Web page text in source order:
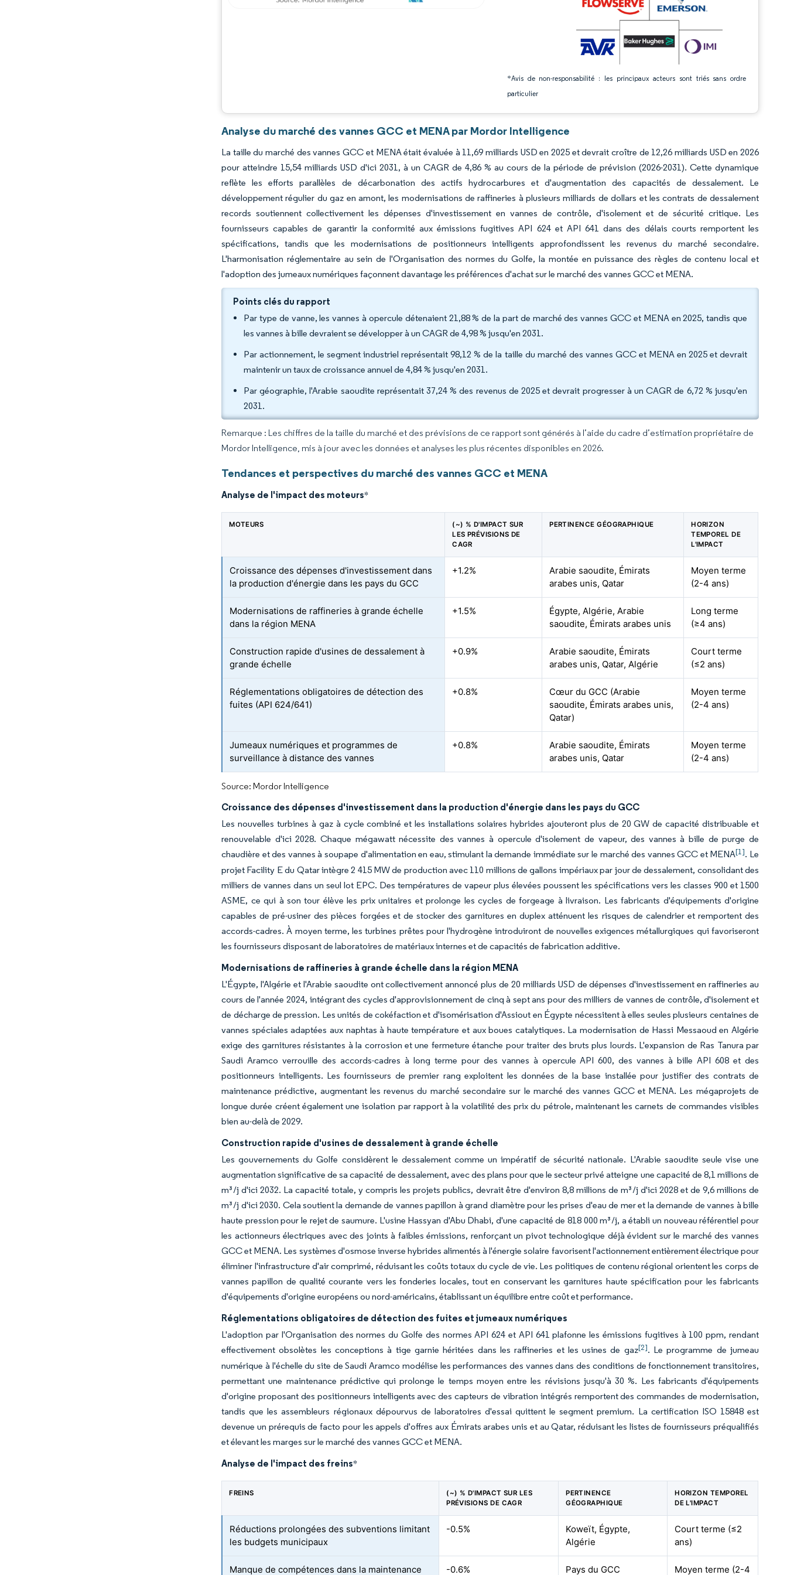
*Avis de non-responsabilité : les principaux acteurs sont triés sans ordre
particulier
Analyse du marché des vannes GCC et MENA par Mordor Intelligence
La taille du marché des vannes GCC et MENA était évaluée à 11,69 milliards USD en 2025 et devrait croître de 12,26 milliards USD en 2026
pour atteindre 15,54 milliards USD d'ici 2031, à un CAGR de 4,86 % au cours de la période de prévision (2026-2031). Cette dynamique
reflète les efforts parallèles de décarbonation des actifs hydrocarbures et d'augmentation des capacités de dessalement. Le
développement régulier du gaz en amont, les modernisations de raffineries à plusieurs milliards de dollars et les contrats de dessalement
records soutiennent collectivement les dépenses d'investissement en vannes de contrôle, d'isolement et de sécurité critique. Les
fournisseurs capables de garantir la conformité aux émissions fugitives API 624 et API 641 dans des délais courts remportent les
spécifications, tandis que les modernisations de positionneurs intelligents approfondissent les revenus du marché secondaire.
L'harmonisation réglementaire au sein de l'Organisation des normes du Golfe, la montée en puissance des règles de contenu local et
l'adoption des jumeaux numériques façonnent davantage les préférences d'achat sur le marché des vannes GCC et MENA.
Points clés du rapport
Par type de vanne, les vannes à opercule détenaient 21,88 % de la part de marché des vannes GCC et MENA en 2025, tandis que
les vannes à bille devraient se développer à un CAGR de 4,98 % jusqu'en 2031.
Par actionnement, le segment industriel représentait 98,12 % de la taille du marché des vannes GCC et MENA en 2025 et devrait
maintenir un taux de croissance annuel de 4,84 % jusqu'en 2031.
Par géographie, l'Arabie saoudite représentait 37,24 % des revenus de 2025 et devrait progresser à un CAGR de 6,72 % jusqu'en
2031.
Remarque : Les chiffres de la taille du marché et des prévisions de ce rapport sont générés à l’aide du cadre d’estimation propriétaire de
Mordor Intelligence, mis à jour avec les données et analyses les plus récentes disponibles en 2026.
Tendances et perspectives du marché des vannes GCC et MENA
Analyse de l'impact des moteurs*
MOTEURS
(~) % D'IMPACT SUR
LES PRÉVISIONS DE
CAGR
PERTINENCE GÉOGRAPHIQUE
HORIZON
TEMPOREL DE
L'IMPACT
Croissance des dépenses d'investissement dans
la production d'énergie dans les pays du GCC
+1.2%
Arabie saoudite, Émirats
arabes unis, Qatar
Moyen terme
(2-4 ans)
Modernisations de raffineries à grande échelle
dans la région MENA
+1.5%
Égypte, Algérie, Arabie
saoudite, Émirats arabes unis
Long terme
(≥4 ans)
Construction rapide d'usines de dessalement à
grande échelle
+0.9%
Arabie saoudite, Émirats
arabes unis, Qatar, Algérie
Court terme
(≤2 ans)
Réglementations obligatoires de détection des
fuites (API 624/641)
+0.8%
Cœur du GCC (Arabie
saoudite, Émirats arabes unis,
Qatar)
Moyen terme
(2-4 ans)
Jumeaux numériques et programmes de
surveillance à distance des vannes
+0.8%
Arabie saoudite, Émirats
arabes unis, Qatar
Moyen terme
(2-4 ans)
Source: Mordor Intelligence
Croissance des dépenses d'investissement dans la production d'énergie dans les pays du GCC
Les nouvelles turbines à gaz à cycle combiné et les installations solaires hybrides ajouteront plus de 20 GW de capacité distribuable et
renouvelable d'ici 2028. Chaque mégawatt nécessite des vannes à opercule d'isolement de vapeur, des vannes à bille de purge de
chaudière et des vannes à soupape d'alimentation en eau, stimulant la demande immédiate sur le marché des vannes GCC et MENA[1]. Le
projet Facility E du Qatar intègre 2 415 MW de production avec 110 millions de gallons impériaux par jour de dessalement, consolidant des
milliers de vannes dans un seul lot EPC. Des températures de vapeur plus élevées poussent les spécifications vers les classes 900 et 1500
ASME, ce qui à son tour élève les prix unitaires et prolonge les cycles de forgeage à livraison. Les fabricants d'équipements d'origine
capables de pré-usiner des pièces forgées et de stocker des garnitures en duplex atténuent les risques de calendrier et remportent des
accords-cadres. À moyen terme, les turbines prêtes pour l'hydrogène introduiront de nouvelles exigences métallurgiques qui favoriseront
les fournisseurs disposant de laboratoires de matériaux internes et de capacités de fabrication additive.
Modernisations de raffineries à grande échelle dans la région MENA
L'Égypte, l'Algérie et l'Arabie saoudite ont collectivement annoncé plus de 20 milliards USD de dépenses d'investissement en raffineries au
cours de l'année 2024, intégrant des cycles d'approvisionnement de cinq à sept ans pour des milliers de vannes de contrôle, d'isolement et
de décharge de pression. Les unités de cokéfaction et d'isomérisation d'Assiout en Égypte nécessitent à elles seules plusieurs centaines de
vannes spéciales adaptées aux naphtas à haute température et aux boues catalytiques. La modernisation de Hassi Messaoud en Algérie
exige des garnitures résistantes à la corrosion et une fermeture étanche pour traiter des bruts plus lourds. L'expansion de Ras Tanura par
Saudi Aramco verrouille des accords-cadres à long terme pour des vannes à opercule API 600, des vannes à bille API 608 et des
positionneurs intelligents. Les fournisseurs de premier rang exploitent les données de la base installée pour justifier des contrats de
maintenance prédictive, augmentant les revenus du marché secondaire sur le marché des vannes GCC et MENA. Les mégaprojets de
longue durée créent également une isolation par rapport à la volatilité des prix du pétrole, maintenant les carnets de commandes visibles
bien au-delà de 2029.
Construction rapide d'usines de dessalement à grande échelle
Les gouvernements du Golfe considèrent le dessalement comme un impératif de sécurité nationale. L'Arabie saoudite seule vise une
augmentation significative de sa capacité de dessalement, avec des plans pour que le secteur privé atteigne une capacité de 8,1 millions de
m³/j d'ici 2032. La capacité totale, y compris les projets publics, devrait être d'environ 8,8 millions de m³/j d'ici 2028 et de 9,6 millions de
m³/j d'ici 2030. Cela soutient la demande de vannes papillon à grand diamètre pour les prises d'eau de mer et la demande de vannes à bille
haute pression pour le rejet de saumure. L'usine Hassyan d'Abu Dhabi, d'une capacité de 818 000 m³/j, a établi un nouveau référentiel pour
les actionneurs électriques avec des joints à faibles émissions, renforçant un pivot technologique déjà évident sur le marché des vannes
GCC et MENA. Les systèmes d'osmose inverse hybrides alimentés à l'énergie solaire favorisent l'actionnement entièrement électrique pour
éliminer l'infrastructure d'air comprimé, réduisant les coûts totaux du cycle de vie. Les politiques de contenu régional orientent les corps de
vannes papillon de qualité courante vers les fonderies locales, tout en conservant les garnitures haute spécification pour les fabricants
d'équipements d'origine européens ou nord-américains, établissant un équilibre entre coût et performance.
Réglementations obligatoires de détection des fuites et jumeaux numériques
L'adoption par l'Organisation des normes du Golfe des normes API 624 et API 641 plafonne les émissions fugitives à 100 ppm, rendant
effectivement obsolètes les conceptions à tige garnie héritées dans les raffineries et les usines de gaz[2]. Le programme de jumeau
numérique à l'échelle du site de Saudi Aramco modélise les performances des vannes dans des conditions de fonctionnement transitoires,
permettant une maintenance prédictive qui prolonge le temps moyen entre les révisions jusqu'à 30 %. Les fabricants d'équipements
d'origine proposant des positionneurs intelligents avec des capteurs de vibration intégrés remportent des commandes de modernisation,
tandis que les assembleurs régionaux dépourvus de laboratoires d'essai quittent le segment premium. La certification ISO 15848 est
devenue un prérequis de facto pour les appels d'offres aux Émirats arabes unis et au Qatar, réduisant les listes de fournisseurs préqualifiés
et élevant les marges sur le marché des vannes GCC et MENA.
Analyse de l'impact des freins*
FREINS
(~) % D'IMPACT SUR LES
PRÉVISIONS DE CAGR
PERTINENCE
GÉOGRAPHIQUE
HORIZON TEMPOREL
DE L'IMPACT
Réductions prolongées des subventions limitant
les budgets municipaux
-0.5%
Koweït, Égypte,
Algérie
Court terme (≤2
ans)
Manque de compétences dans la maintenance -0.6% Pays du GCC Moyen terme (2-4